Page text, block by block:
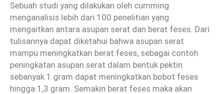
Sebuah studi yang dilakukan oleh cumming
menganalisis lebih dari 100 penelitian yang
mengaitkan antara asupan serat dan berat feses. Dari
tulisannya dapat diketahui bahwa asupan serat
mampu meningkatkan berat feses, sebagai contoh
peningkatan asupan serat dalam bentuk pektin
sebanyak 1 gram dapat meningkatkan bobot feses
hingga 1,3 gram. Semakin berat feses maka akan